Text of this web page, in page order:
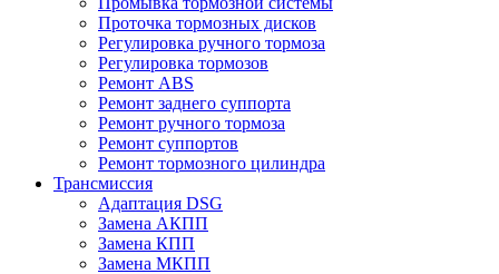
Проточка тормозных дисков
Регулировка ручного тормоза
Регулировка тормозов
Ремонт ABS
Ремонт заднего суппорта
Ремонт ручного тормоза
Ремонт суппортов
Ремонт тормозного цилиндра
Трансмиссия
Адаптация DSG
Замена АКПП
Замена КПП
Замена МКПП